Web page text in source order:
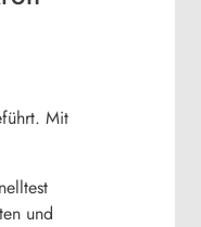
Mit
und